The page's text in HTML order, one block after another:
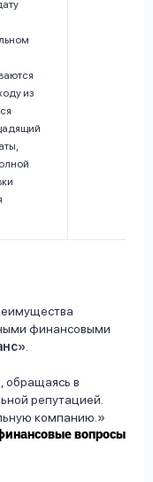
из
финансовыми
.
обращаясь в
репутацией.
компанию.
вопросы